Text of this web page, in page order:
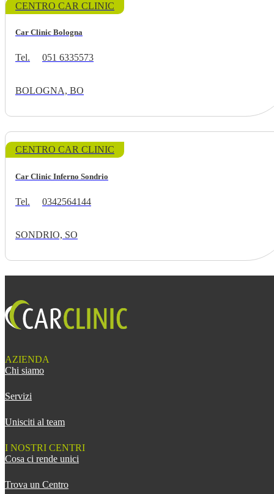
CENTRO CAR CLINIC
Car Clinic Bologna
Tel. 051 6335573
BOLOGNA, BO
CENTRO CAR CLINIC
Car Clinic Inferno Sondrio
Tel. 0342564144
SONDRIO, SO
AZIENDA
Chi siamo
Servizi
Unisciti al team
I NOSTRI CENTRI
Cosa ci rende unici
Trova un Centro